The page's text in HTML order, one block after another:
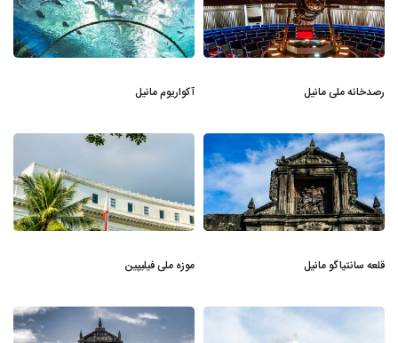
رصدخانه ملی مانیل آکواریوم مانیل
قلعه سانتیاگو مانیل موزه ملی فیلیپین